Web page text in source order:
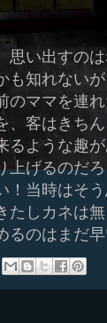
い出すのは
も知れない
のママを連
、客はきち
るような趣
上げるのだ
！当時はそ
たしカネは
のはまだ早